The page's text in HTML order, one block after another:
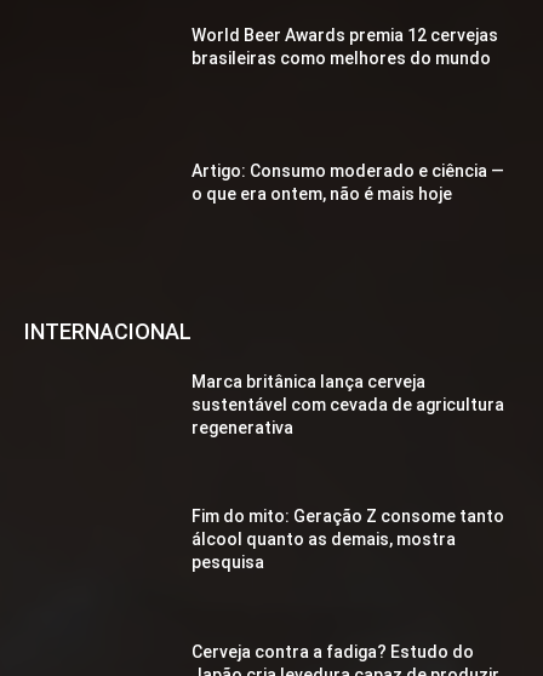
World Beer Awards premia 12 cervejas
brasileiras como melhores do mundo
Artigo: Consumo moderado e ciência —
o que era ontem, não é mais hoje
INTERNACIONAL
Marca britânica lança cerveja
sustentável com cevada de agricultura
regenerativa
Fim do mito: Geração Z consome tanto
álcool quanto as demais, mostra
pesquisa
Cerveja contra a fadiga? Estudo do